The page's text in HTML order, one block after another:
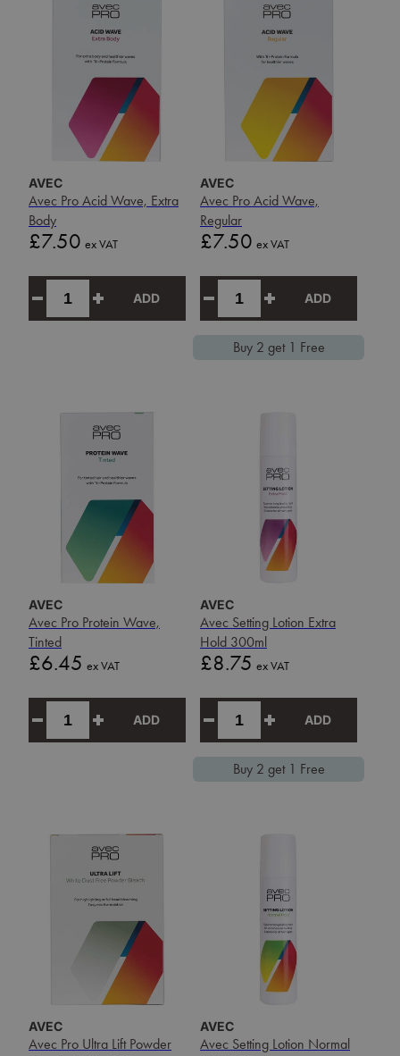
AVEC
Avec Pro Acid Wave, Extra
Body
Price
£7.50 ex VAT
ADD
AVEC
Avec Pro Acid Wave,
Regular
Price
£7.50 ex VAT
ADD
AVEC
Avec Pro Protein Wave,
Tinted
Price
£6.45 ex VAT
ADD
Buy 2 get 1 Free
AVEC
Avec Setting Lotion Extra
Hold 300ml
Price
£8.75 ex VAT
ADD
AVEC
Avec Pro Ultra Lift Powder
Buy 2 get 1 Free
AVEC
Avec Setting Lotion Normal